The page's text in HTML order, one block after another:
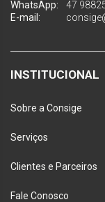
WhatsApp:
47
E-mail:
INSTITUCIONAL
Sobre a Consige
Serviços
Clientes e Parceiros
Fale Conosco